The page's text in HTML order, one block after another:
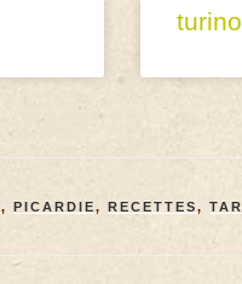
, PICARDIE, RECETTES,